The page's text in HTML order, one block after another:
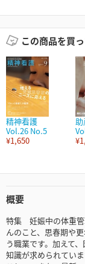
この商品を買
精神看護
Vol.26 No.5
¥1,650
概要
特集 妊娠中の体重管
んのこと、思春期や
う職業です。加えて
知識が求められてい